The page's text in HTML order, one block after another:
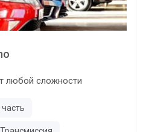
любой сложности